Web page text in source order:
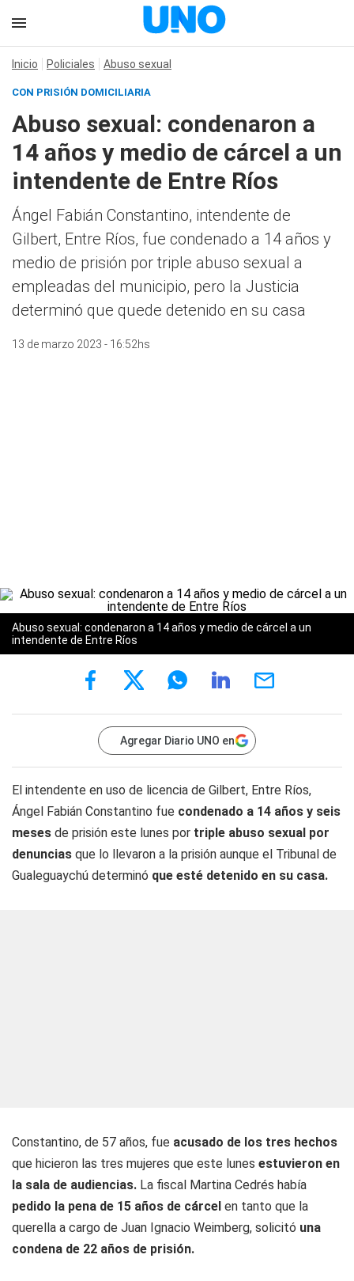
Inicio Policiales Abuso sexual
CON PRISIÓN DOMICILIARIA
Abuso sexual: condenaron a
14 años y medio de cárcel a un
intendente de Entre Ríos
Ángel Fabián Constantino, intendente de
Gilbert, Entre Ríos, fue condenado a 14 años y
medio de prisión por triple abuso sexual a
empleadas del municipio, pero la Justicia
determinó que quede detenido en su casa
13 de marzo 2023 - 16:52hs
Abuso sexual: condenaron a 14 años y medio de cárcel a un
intendente de Entre Ríos
Agregar Diario UNO en
El intendente en uso de licencia de Gilbert, Entre Ríos,
Ángel Fabián Constantino fue condenado a 14 años y seis
meses de prisión este lunes por triple abuso sexual por
denuncias que lo llevaron a la prisión aunque el Tribunal de
Gualeguaychú determinó que esté detenido en su casa.
Constantino, de 57 años, fue acusado de los tres hechos
que hicieron las tres mujeres que este lunes estuvieron en
la sala de audiencias. La fiscal Martina Cedrés había
pedido la pena de 15 años de cárcel en tanto que la
querella a cargo de Juan Ignacio Weimberg, solicitó una
condena de 22 años de prisión.